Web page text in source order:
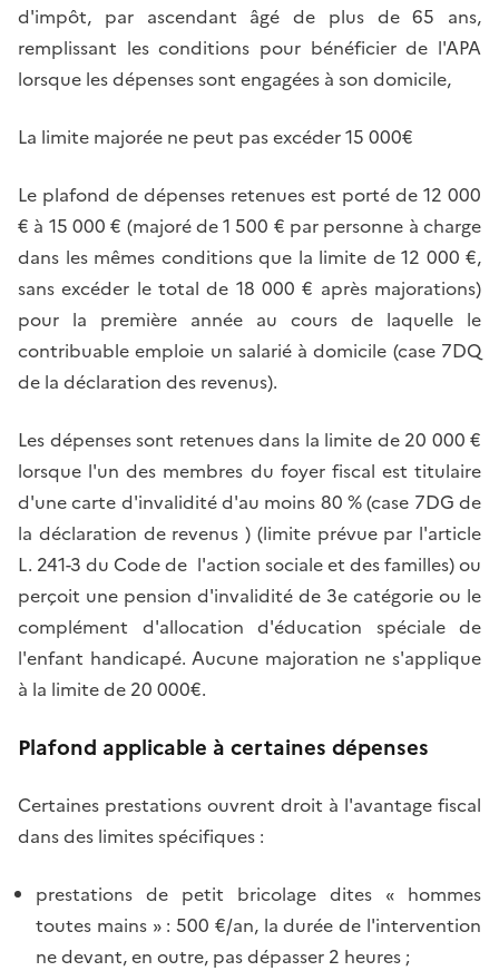
d'impôt, par ascendant âgé de plus de 65 ans,
remplissant les conditions pour bénéficier de l'APA
lorsque les dépenses sont engagées à son domicile,
La limite majorée ne peut pas excéder 15 000€
Le plafond de dépenses retenues est porté de 12 000
€ à 15 000 € (majoré de 1 500 € par personne à charge
dans les mêmes conditions que la limite de 12 000 €,
sans excéder le total de 18 000 € après majorations)
pour la première année au cours de laquelle le
contribuable emploie un salarié à domicile (case 7DQ
de la déclaration des revenus).
Les dépenses sont retenues dans la limite de 20 000 €
lorsque l'un des membres du foyer fiscal est titulaire
d'une carte d'invalidité d'au moins 80 % (case 7DG de
la déclaration de revenus ) (limite prévue par l'article
L. 241-3 du Code de l'action sociale et des familles) ou
perçoit une pension d'invalidité de 3e catégorie ou le
complément d'allocation d'éducation spéciale de
l'enfant handicapé. Aucune majoration ne s'applique
à la limite de 20 000€.
Plafond applicable à certaines dépenses
Certaines prestations ouvrent droit à l'avantage fiscal
dans des limites spécifiques :
prestations de petit bricolage dites « hommes
toutes mains » : 500 €/an, la durée de l'intervention
ne devant, en outre, pas dépasser 2 heures ;